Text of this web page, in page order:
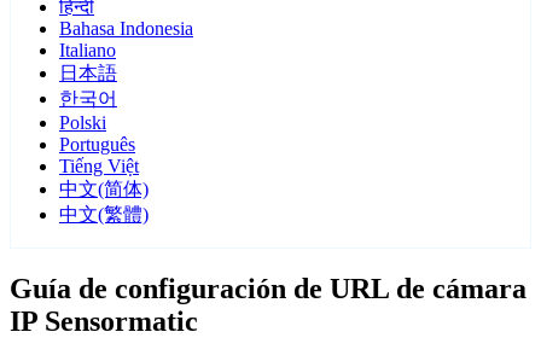
हिन्दी
Bahasa Indonesia
Italiano
日本語
한국어
Polski
Português
Tiếng Việt
中文(简体)
中文(繁體)
Guía de configuración de URL de cámara
IP Sensormatic